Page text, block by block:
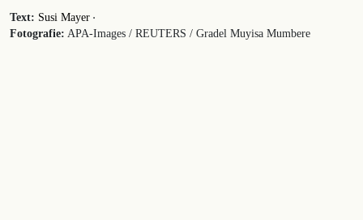
Text: Susi Mayer ·
Fotografie: APA-Images / REUTERS / Gradel Muyisa Mumbere